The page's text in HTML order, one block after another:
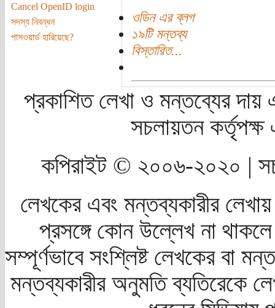
Cancel OpenID login
সদস্য নিবন্ধন
পাসওয়ার্ড হারিয়েছে?
ওডিন এর ব্লগ
১৯টি মন্তব্য
বিস্তারিত...
প্রকাশিত লেখা ও মন্তব্যের দায়
সচলায়তন
কপিরাইট © ২০০৬-২০২০ |
লেখকের এবং মন্তব্যকারীর
প্রসঙ্গে কোন উল্লেখ না
সম্পূর্ণভাবে সংশ্লিষ্ট লেখকের বা
মন্তব্যকারীর অনুমতি ব্যতিরেকে